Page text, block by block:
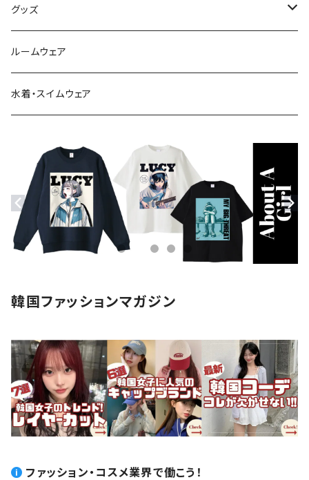
Tシャツ
シャツ・ブラウス
ブーツ
スニーカー
サンダル
グッズ
バッグ
帽子
モバイルケース
ステッカー
ルームウェア
水着・スイムウェア
韓国ファッションマガジン
ファッション・コスメ業界で働こう！